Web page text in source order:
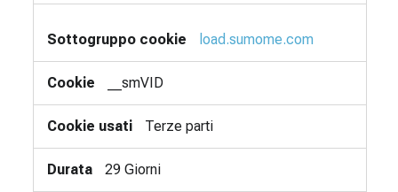
load.sumome.com
__smVID
Terze parti
29 Giorni